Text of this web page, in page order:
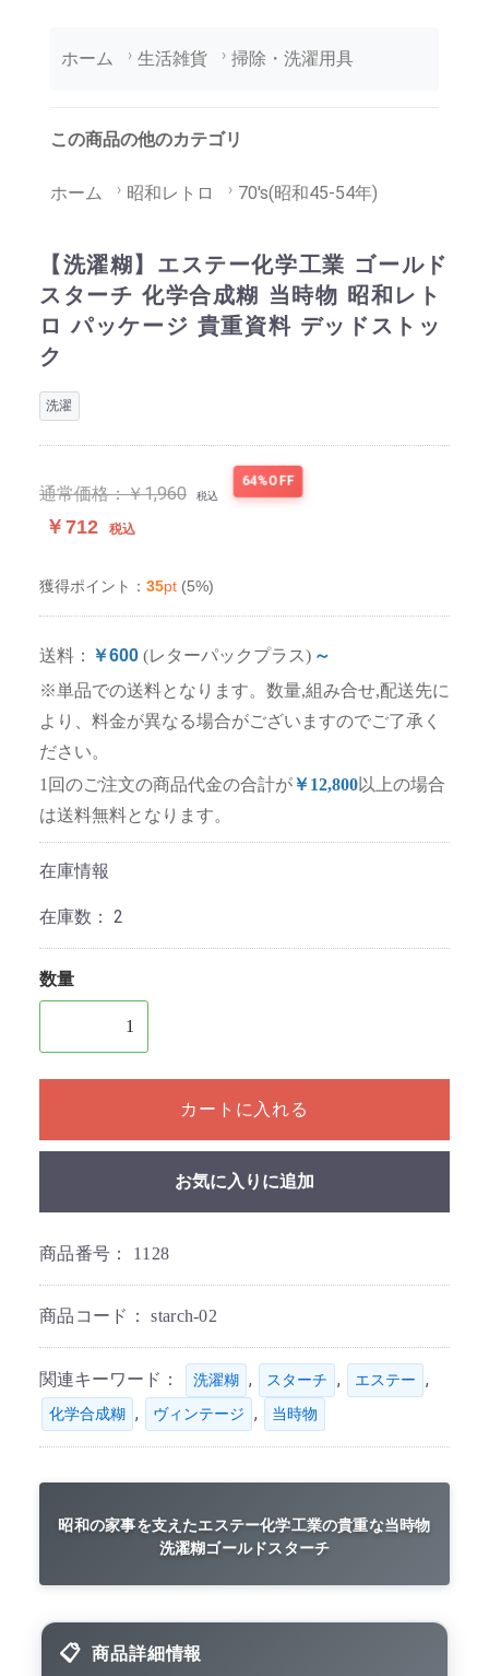
ホーム 生活雑貨 掃除・洗濯用具
この商品の他のカテゴリ
ホーム 昭和レトロ 70's(昭和45-54年)
【洗濯糊】エステー化学工業 ゴールド
スターチ 化学合成糊 当時物 昭和レト
ロ パッケージ 貴重資料 デッドストッ
ク
洗濯
通常価格：￥1,960 税込
64%OFF
￥712 税込
獲得ポイント： 35pt (5%)
送料： ￥600 (レターパックプラス) ～
※単品での送料となります。数量,組み合せ,配送先に
より、料金が異なる場合がございますのでご了承く
ださい。
1回のご注文の商品代金の合計が￥12,800以上の場合
は送料無料となります。
在庫情報
在庫数： 2
数量
1個以上の数量を入力してください
カートに入れる
お気に入りに追加
商品番号： 1128
商品コード：starch-02
関連キーワード： 洗濯糊 , スターチ , エステー ,
化学合成糊 , ヴィンテージ , 当時物
昭和の家事を支えたエステー化学工業の貴重な当時物
洗濯糊ゴールドスターチ
商品詳細情報